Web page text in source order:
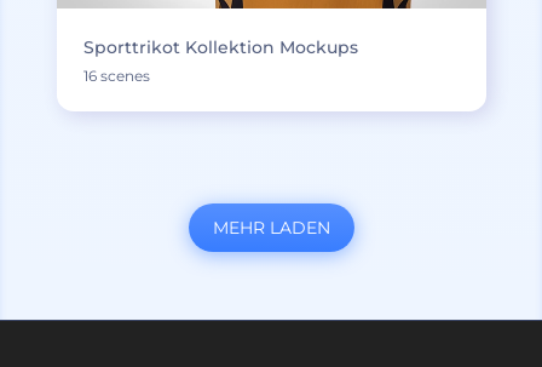
Sporttrikot Kollektion Mockups
16 scenes
MEHR LADEN